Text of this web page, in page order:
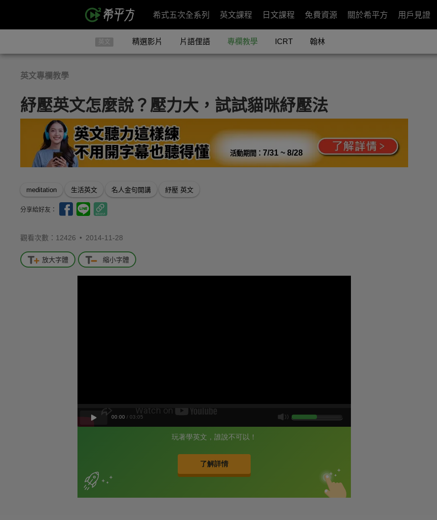
希式五次全系列 英文課程 日文課程 免費資源 關於希平方 用戶見證
英文 精選影片 片語俚語 專欄教學 ICRT 翰林
英文專欄教學
紓壓英文怎麼說？壓力大，試試貓咪紓壓法
活動期間： 7/31 ~ 8/28
meditation 生活英文 名人金句開講 紓壓 英文
分享給好友：
觀看次數：12426 • 2014-11-28
放大字體 縮小字體